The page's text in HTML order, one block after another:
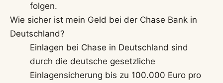
folgen.
Wie sicher ist mein Geld bei der Chase Bank in
Deutschland?
Einlagen bei Chase in Deutschland sind
durch die deutsche gesetzliche
Einlagensicherung bis zu 100.000 Euro pro